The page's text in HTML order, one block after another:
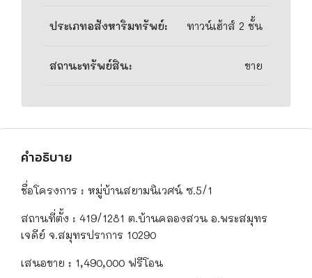
ประเภทอสังหาริมทรัพย์: ทาวน์เฮ้าส์ 2 ชั้น
สถานะทรัพย์สิน: ขาย
คำอธิบาย
ชื่อโครงการ : หมู่บ้านสยามนิเวศน์ ซ.5/1
สถานที่ตั้ง : 419/1281 ต.บ้านคลองสวน อ.พระสมุทร
เจดีย์ จ.สมุทรปราการ 10290
เสนอขาย : 1,490,000 ฟรีโอน